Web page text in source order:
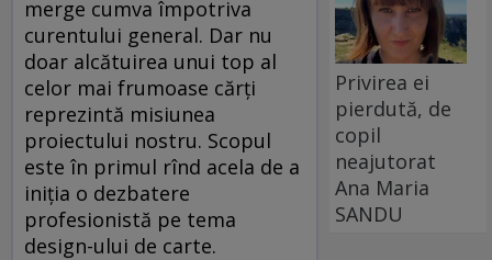
merge cumva împotriva
curentului general. Dar nu
doar alcătuirea unui top al
celor mai frumoase cărţi
reprezintă misiunea
proiectului nostru. Scopul
este în primul rînd acela de a
iniţia o dezbatere
profesionistă pe tema
design-ului de carte.
Privirea ei
pierdută, de
copil
neajutorat
Ana Maria
SANDU